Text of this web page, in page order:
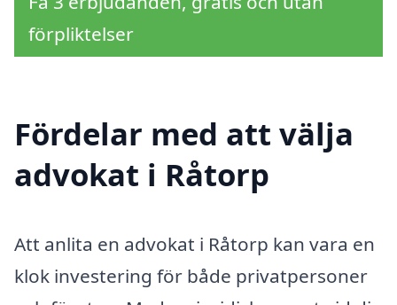
förpliktelser
Fördelar med att välja
advokat i Råtorp
Att anlita en advokat i Råtorp kan vara en
klok investering för både privatpersoner